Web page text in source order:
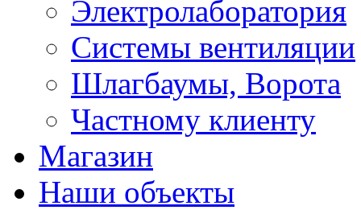
Электролаборатория
Системы вентиляции
Шлагбаумы, Ворота
Частному клиенту
Магазин
Наши объекты